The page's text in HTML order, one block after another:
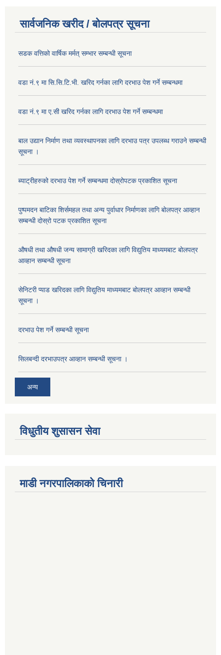
सार्वजनिक खरीद / बोलपत्र सूचना
सडक वत्तिको वार्षिक मर्मत् सम्भार सम्बन्धी सूचना
वडा नं.९ मा सि.सि.टि.भी. खरिद गर्नका लागि दरभाउ पेश गर्ने सम्बन्धमा
वडा नं.९ मा ए.सी खरिद गर्नका लागि दरभाउ पेश गर्ने सम्बन्धमा
बाल उद्यान निर्माण तथा व्यवस्थापनका लागि दरभाउ पत्र उपलब्ध गराउने सम्बन्धी
सूचना ।
ब्याट्रीहरुको दरभाउ पेश गर्ने सम्बन्धमा दोस्रोपटक प्रकाशित सूचना
पुष्पमदन बाटिका शिर्समहल तथा अन्य पुर्वाधार निर्माणका लागि बोलपत्र आव्हान
सम्बन्धी दोस्रो पटक प्रकाशित सूचना
औषधी तथा औषधी जन्य सामाग्री खरिदका लागि विद्युतिय माध्यमबाट बोलपत्र
आव्हान सम्बन्धी सूचना
सेनिटरी प्याड खरिदका लागि विद्युतिय माध्यमबाट बोलपत्र आव्हान सम्बन्धी
सूचना ।
दरभाउ पेश गर्ने सम्बन्धी सूचना
सिलबन्दी दरभाउपत्र आव्हान सम्बन्धी सूचना ।
अन्य
विधुतीय शुसासन सेवा
माडी नगरपालिकाको चिनारी